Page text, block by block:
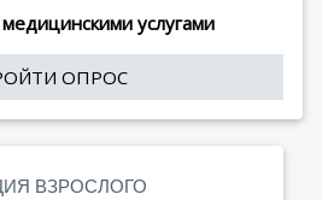
услугами
ОПРОС
ВЗРОСЛОГО